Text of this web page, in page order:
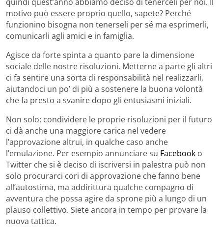
motivo può essere proprio quello, sapete? Perché
funzionino bisogna non tenerseli per sé ma esprimerli,
comunicarli agli amici e in famiglia.
Agisce da forte spinta a quanto pare la dimensione
sociale delle nostre risoluzioni. Metterne a parte gli altri
ci fa sentire una sorta di responsabilità nel realizzarli,
aiutandoci un po’ di più a sostenere la buona volontà
che fa presto a svanire dopo gli entusiasmi iniziali.
Non solo: condividere le proprie risoluzioni per il futuro
ci dà anche una maggiore carica nel vedere
l’approvazione altrui, in qualche caso anche
l’emulazione. Per esempio annunciare su Facebook o
Twitter che si è deciso di iscriversi in palestra può non
solo procurarci cori di approvazione che fanno bene
all’autostima, ma addirittura qualche compagno di
avventura che possa agire da sprone più a lungo di un
plauso collettivo. Siete ancora in tempo per provare la
nuova tattica.